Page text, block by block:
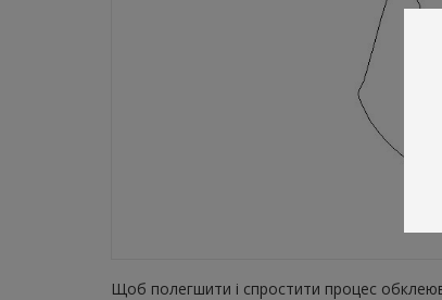
Щоб полегшити і спростити процес